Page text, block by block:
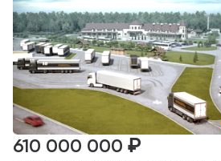
610 000 000 ₽